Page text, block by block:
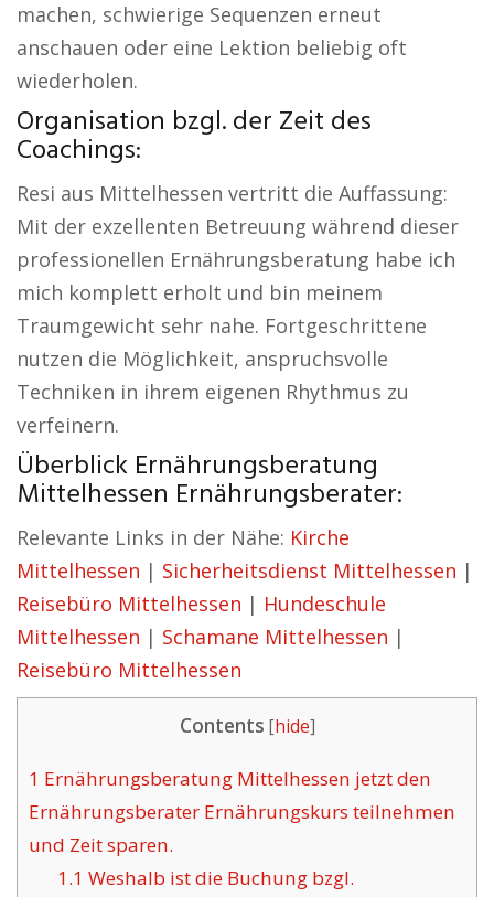
machen, schwierige Sequenzen erneut
anschauen oder eine Lektion beliebig oft
wiederholen.
Organisation bzgl. der Zeit des
Coachings:
Resi aus Mittelhessen vertritt die Auffassung:
Mit der exzellenten Betreuung während dieser
professionellen Ernährungsberatung habe ich
mich komplett erholt und bin meinem
Traumgewicht sehr nahe. Fortgeschrittene
nutzen die Möglichkeit, anspruchsvolle
Techniken in ihrem eigenen Rhythmus zu
verfeinern.
Überblick Ernährungsberatung
Mittelhessen Ernährungsberater:
Relevante Links in der Nähe: Kirche
Mittelhessen | Sicherheitsdienst Mittelhessen |
Reisebüro Mittelhessen | Hundeschule
Mittelhessen | Schamane Mittelhessen |
Reisebüro Mittelhessen
Contents [hide]
1 Ernährungsberatung Mittelhessen jetzt den
Ernährungsberater Ernährungskurs teilnehmen
und Zeit sparen.
1.1 Weshalb ist die Buchung bzgl.